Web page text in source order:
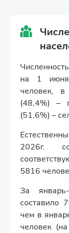
на 1 июня
человек,
(48,4%) –
(51,6%) –
2026г.
5816
За
составило
чем в
человек